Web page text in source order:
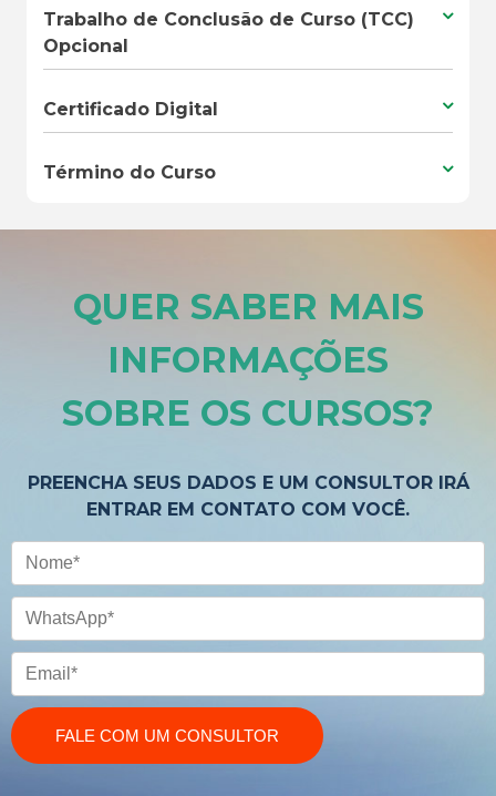
Trabalho de Conclusão de Curso (TCC)
Opcional
Certificado Digital
Término do Curso
QUER SABER MAIS
INFORMAÇÕES
SOBRE OS CURSOS?
PREENCHA SEUS DADOS E UM CONSULTOR IRÁ
ENTRAR EM CONTATO COM VOCÊ.
Nome
WhatsApp
Email
FALE COM UM CONSULTOR